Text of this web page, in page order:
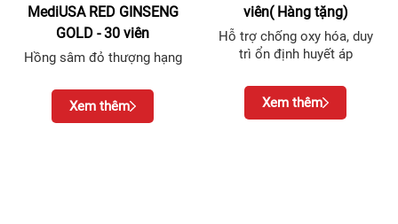
MediUSA RED GINSENG
GOLD - 30 viên
Hồng sâm đỏ thượng hạng
Xem thêm
viên( Hàng tặng)
Hỗ trợ chống oxy hóa, duy
trì ổn định huyết áp
Xem thêm